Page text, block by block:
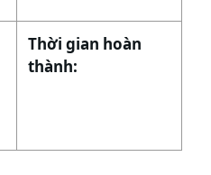
Thời gian hoàn
thành: